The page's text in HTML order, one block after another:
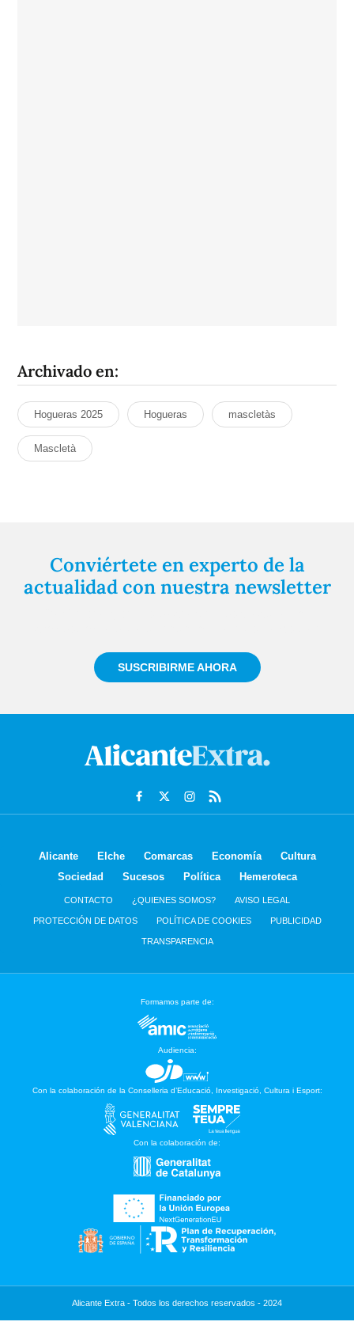
Archivado en:
Hogueras 2025 Hogueras mascletàs
Mascletà
Conviértete en experto de la
actualidad con nuestra newsletter
SUSCRIBIRME AHORA
Alicante Elche Comarcas Economía
Cultura
Sociedad
Sucesos Política Hemeroteca
CONTACTO ¿QUIENES SOMOS? AVISO LEGAL
PROTECCIÓN DE DATOS POLÍTICA DE COOKIES PUBLICIDAD
TRANSPARENCIA
Formamos parte de:
Audiencia:
Con la colaboración de la Conselleria d’Educació, Investigació, Cultura i Esport:
Con la colaboración de:
Alicante Extra - Todos los derechos reservados - 2024